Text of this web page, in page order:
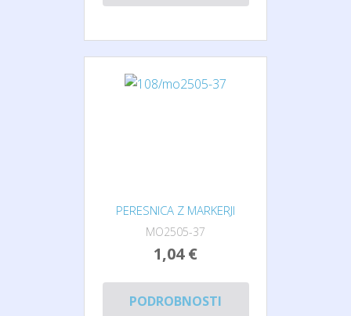
PERESNICA Z MARKERJI
MO2505-37
1,04 €
PODROBNOSTI